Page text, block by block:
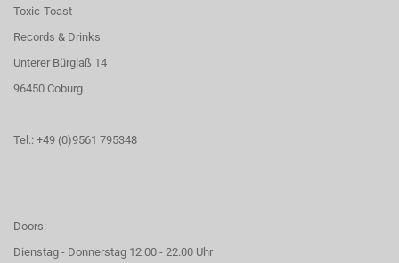
Toxic-Toast
Records & Drinks
Unterer Bürglaß 14
96450 Coburg
Tel.: +49 (0)9561 795348
Doors:
Dienstag - Donnerstag 12.00 - 22.00 Uhr